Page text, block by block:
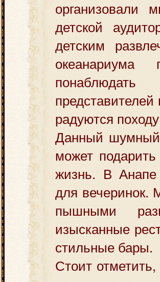
организовали
детской
детским
радуются
Данный шумный
может
жизнь. В Анапе
для вечеринок.
пышными
изысканные
стильные бары.
Стоит